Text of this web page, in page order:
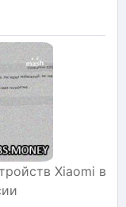
Xiaomi в